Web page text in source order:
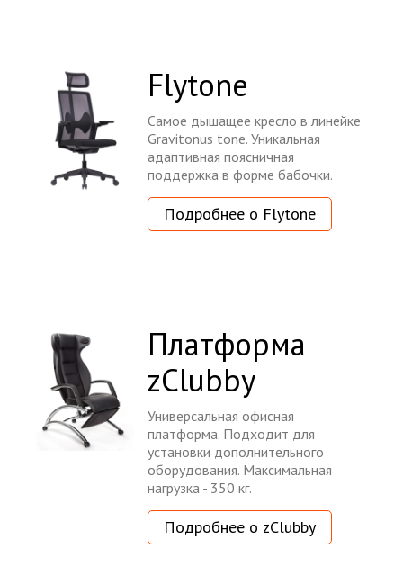
Flytone
Самое дышащее кресло в линейке
Gravitonus tone. Уникальная
адаптивная поясничная
поддержка в форме бабочки.
Подробнее о Flytone
Платформа
zClubby
Универсальная офисная
платформа. Подходит для
установки дополнительного
оборудования. Максимальная
нагрузка - 350 кг.
Подробнее о zClubby